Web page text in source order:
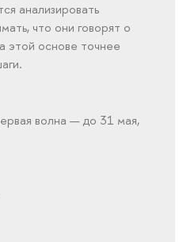
анализировать
что они говорят о
этой основе точнее
волна — до 31 мая,